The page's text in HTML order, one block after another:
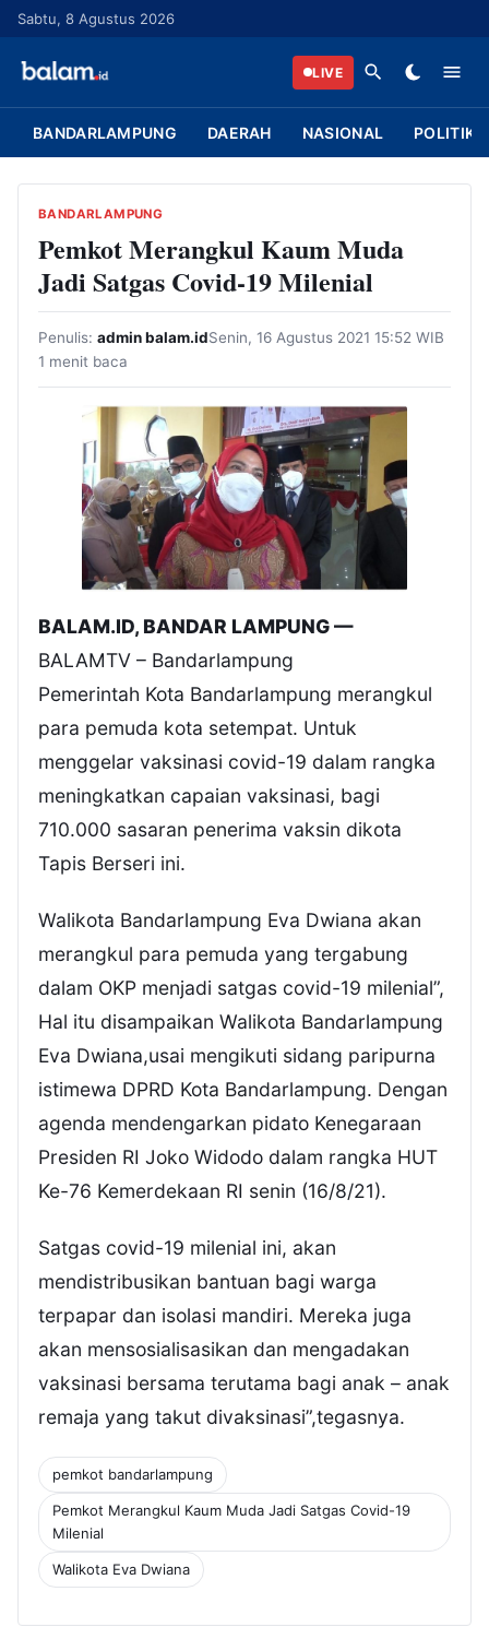
u
Sabtu, 8 Agustus 2026
LIVE
BANDARLAMPUNG DAERAH NASIONAL POLITIK
BANDARLAMPUNG
Pemkot Merangkul Kaum Muda
Jadi Satgas Covid-19 Milenial
Penulis: admin balam.idSenin, 16 Agustus 2021 15:52 WIB
1 menit baca
BALAM.ID, BANDAR LAMPUNG —
BALAMTV – Bandarlampung
Pemerintah Kota Bandarlampung merangkul
para pemuda kota setempat. Untuk
menggelar vaksinasi covid-19 dalam rangka
meningkatkan capaian vaksinasi, bagi
710.000 sasaran penerima vaksin dikota
Tapis Berseri ini.
Walikota Bandarlampung Eva Dwiana akan
merangkul para pemuda yang tergabung
dalam OKP menjadi satgas covid-19 milenial”,
Hal itu disampaikan Walikota Bandarlampung
Eva Dwiana,usai mengikuti sidang paripurna
istimewa DPRD Kota Bandarlampung. Dengan
agenda mendengarkan pidato Kenegaraan
Presiden RI Joko Widodo dalam rangka HUT
Ke-76 Kemerdekaan RI senin (16/8/21).
Satgas covid-19 milenial ini, akan
mendistribusikan bantuan bagi warga
terpapar dan isolasi mandiri. Mereka juga
akan mensosialisasikan dan mengadakan
vaksinasi bersama terutama bagi anak – anak
remaja yang takut divaksinasi”,tegasnya.
pemkot bandarlampung
Pemkot Merangkul Kaum Muda Jadi Satgas Covid-19
Milenial
Walikota Eva Dwiana